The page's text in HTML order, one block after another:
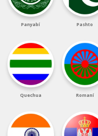
Panyabí Pashto
Quechua Romaní